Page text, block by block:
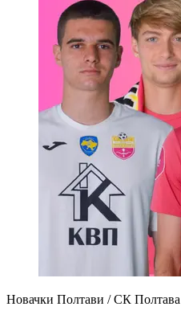
Новачки Полтави / СК Полтава